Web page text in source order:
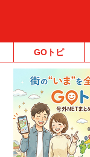
GOトピ